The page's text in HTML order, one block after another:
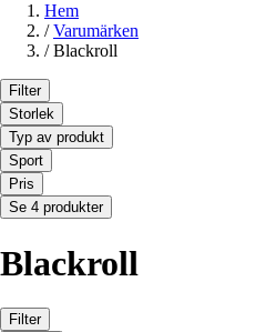
Hem
/ Varumärken
/ Blackroll
Filter
Storlek
Typ av produkt
Sport
Pris
Se 4 produkter
Blackroll
Filter